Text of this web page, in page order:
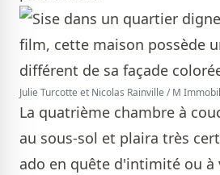
Julie Turcotte et Nicolas Rainville / M
La quatrième chambre à
au sous-sol et plaira très
ado en quête d'intimité ou à